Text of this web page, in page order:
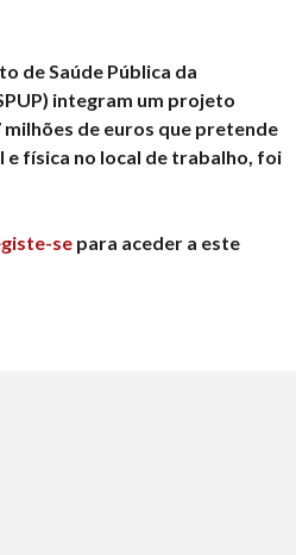
de Saúde Pública da
integram um projeto
milhões de euros que pretende
e física no local de trabalho, foi
se para aceder a este